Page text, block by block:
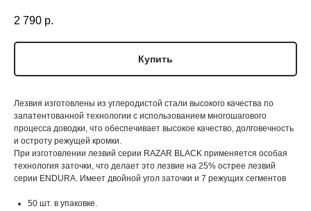
2 790 р.
Купить
Лезвия изготовлены из углеродистой стали высокого качества по
запатентованной технологии с использованием многошагового
процесса доводки, что обеспечивает высокое качество, долговечность
и остроту режущей кромки.
При изготовлении лезвий серии RAZAR BLACK применяется особая
технология заточки, что делает это лезвие на 25% острее лезвий
серии ENDURA. Имеет двойной угол заточки и 7 режущих сегментов
50 шт. в упаковке.